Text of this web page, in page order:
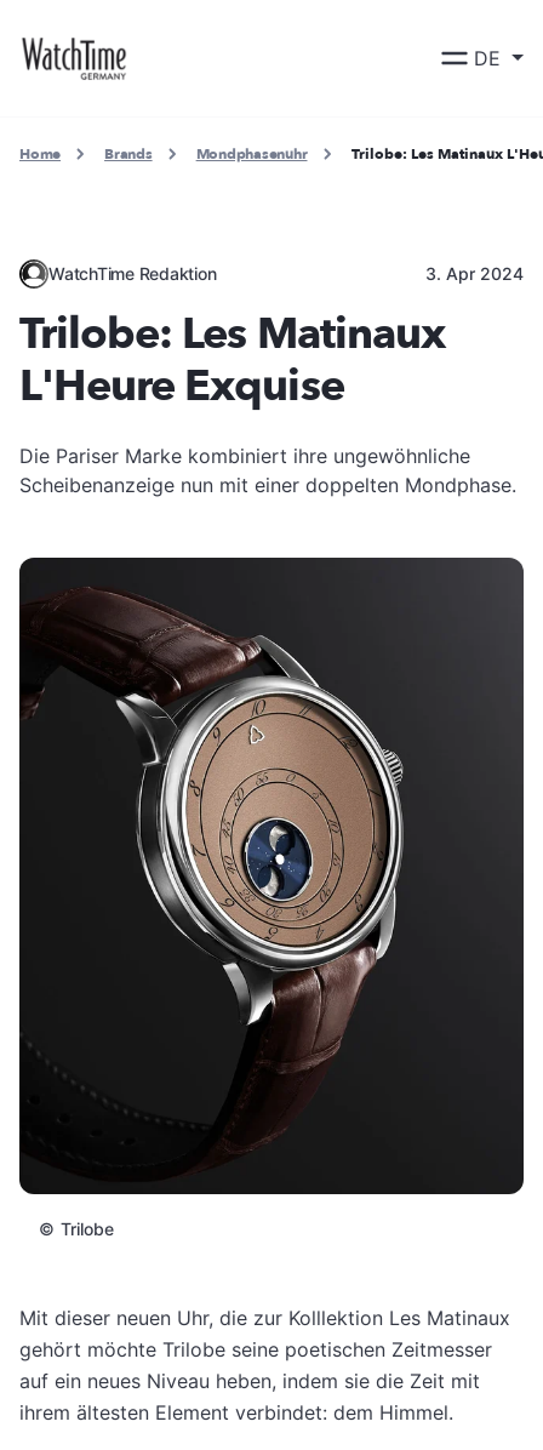
DE
Home Brands Mondphasenuhr Trilobe: Les Matinaux
WatchTime Redaktion 3. Apr 2024
Trilobe: Les Matinaux
L'Heure Exquise
Die Pariser Marke kombiniert ihre ungewöhnliche
Scheibenanzeige nun mit einer doppelten Mondphase.
© Trilobe
Mit dieser neuen Uhr, die zur Kolllektion Les Matinaux
gehört möchte Trilobe seine poetischen Zeitmesser
auf ein neues Niveau heben, indem sie die Zeit mit
ihrem ältesten Element verbindet: dem Himmel.